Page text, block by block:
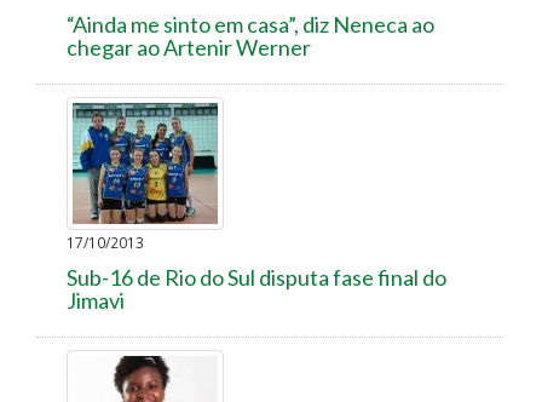
“Ainda me sinto em casa”, diz Neneca ao
chegar ao Artenir Werner
17/10/2013
Sub-16 de Rio do Sul disputa fase final do
Jimavi